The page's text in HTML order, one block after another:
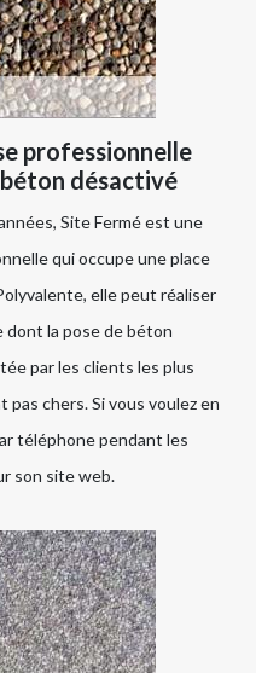
professionnelle
désactivé
Site Fermé est une
qui occupe une place
elle peut réaliser
la pose de béton
par les clients les plus
chers. Si vous voulez en
téléphone pendant les
son site web.